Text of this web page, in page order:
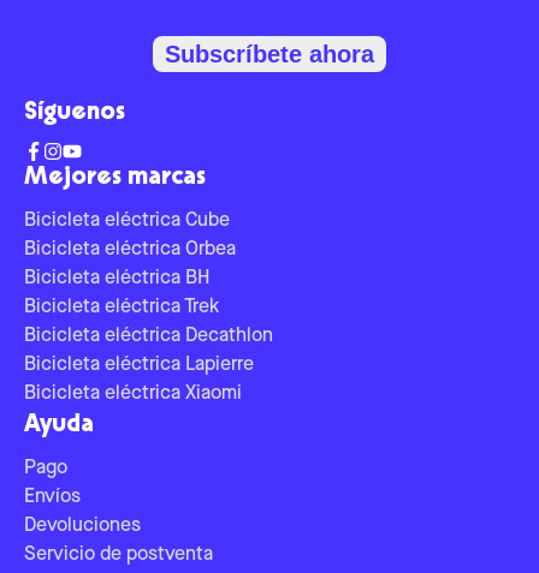
Mejores marcas
Bicicleta eléctrica Cube
Bicicleta eléctrica Orbea
Bicicleta eléctrica BH
Bicicleta eléctrica Trek
Bicicleta eléctrica Decathlon
Bicicleta eléctrica Lapierre
Bicicleta eléctrica Xiaomi
Ayuda
Pago
Envíos
Devoluciones
Servicio de postventa
Subscríbete ahora
Síguenos